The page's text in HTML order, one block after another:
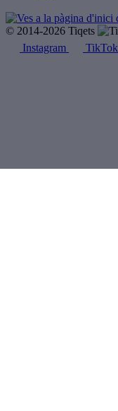
© 2014-2026 Tiqets
Instagram
TikTok